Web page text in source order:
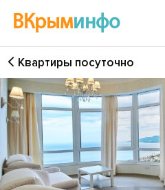
ВКрыминфо
Войти
Избранное
История просмотра
Добавить свой объект
Квартиры посуточно